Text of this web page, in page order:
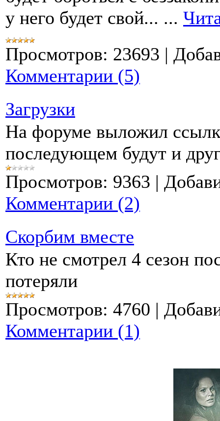
у него будет свой... ...
Просмотров: 23693 |
Комментарии (5)
Загрузки
На форуме выложил
последующем будут и
Просмотров: 9363 |
Комментарии (2)
Скорбим вместе
Кто не смотрел 4 сезон
потеряли
Просмотров: 4760 |
Комментарии (1)